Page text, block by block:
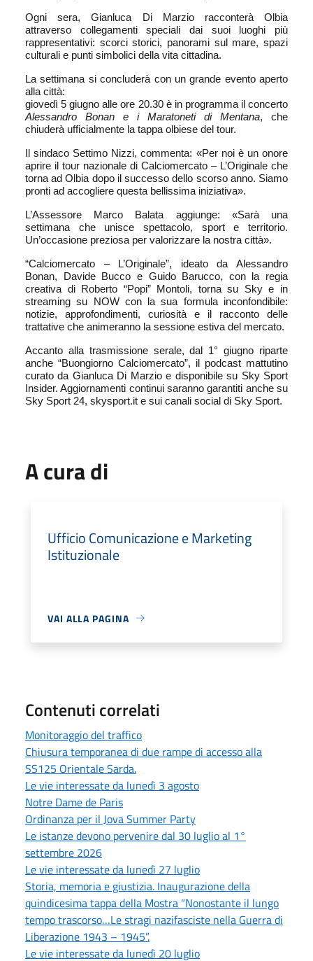
Ogni sera, Gianluca Di Marzio racconterà Olbia
attraverso collegamenti speciali dai suoi luoghi più
rappresentativi: scorci storici, panorami sul mare, spazi
culturali e punti simbolici della vita cittadina.
La settimana si concluderà con un grande evento aperto
alla città:
giovedì 5 giugno alle ore 20.30 è in programma il concerto
Alessandro Bonan e i Maratoneti di Mentana, che
chiuderà ufficialmente la tappa olbiese del tour.
Il sindaco Settimo Nizzi, commenta: «Per noi è un onore
aprire il tour nazionale di Calciomercato – L’Originale che
torna ad Olbia dopo il successo dello scorso anno. Siamo
pronti ad accogliere questa bellissima iniziativa».
L’Assessore Marco Balata aggiunge: «Sarà una
settimana che unisce spettacolo, sport e territorio.
Un’occasione preziosa per valorizzare la nostra città».
“Calciomercato – L’Originale”, ideato da Alessandro
Bonan, Davide Bucco e Guido Barucco, con la regia
creativa di Roberto “Popi” Montoli, torna su Sky e in
streaming su NOW con la sua formula inconfondibile:
notizie, approfondimenti, curiosità e il racconto delle
trattative che animeranno la sessione estiva del mercato.
Accanto alla trasmissione serale, dal 1° giugno riparte
anche “Buongiorno Calciomercato”, il podcast mattutino
curato da Gianluca Di Marzio e disponibile su Sky Sport
Insider. Aggiornamenti continui saranno garantiti anche su
Sky Sport 24, skysport.it e sui canali social di Sky Sport.
A cura di
Ufficio Comunicazione e Marketing
Istituzionale
VAI ALLA PAGINA
Contenuti correlati
Monitoraggio del traffico
Chiusura temporanea di due rampe di accesso alla
SS125 Orientale Sarda.
Le vie interessate da lunedì 3 agosto
Notre Dame de Paris
Ordinanza per il Jova Summer Party
Le istanze devono pervenire dal 30 luglio al 1°
settembre 2026
Le vie interessate da lunedì 27 luglio
Storia, memoria e giustizia. Inaugurazione della
quindicesima tappa della Mostra “Nonostante il lungo
tempo trascorso…Le stragi nazifasciste nella Guerra di
Liberazione 1943 – 1945”.
Le vie interessate da lunedì 20 luglio